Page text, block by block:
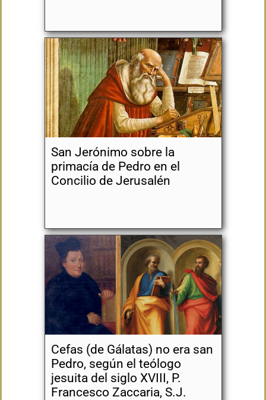
San Jerónimo sobre la
primacía de Pedro en el
Concilio de Jerusalén
Cefas (de Gálatas) no era san
Pedro, según el teólogo
jesuita del siglo XVIII, P.
Francesco Zaccaria, S.J.